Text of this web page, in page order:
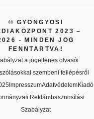
© GYÖNGYÖSI
2023 –
- MINDEN JOG
FENNTARTVA!
a jogellenes olvasói
szembeni fellépésről
ImpresszumAdatvédelemKiadó
Reklámhasznosítási
Szabályzat